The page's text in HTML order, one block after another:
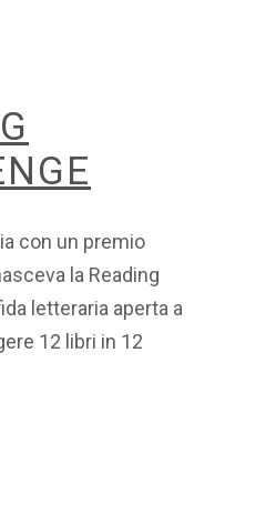
con un premio
la Reading
letteraria aperta a
12 libri in 12